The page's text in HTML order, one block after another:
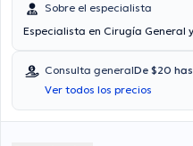
Sobre el especialista
Especialista en Cirugía General
Consulta generalDe $20
Ver todos los precios